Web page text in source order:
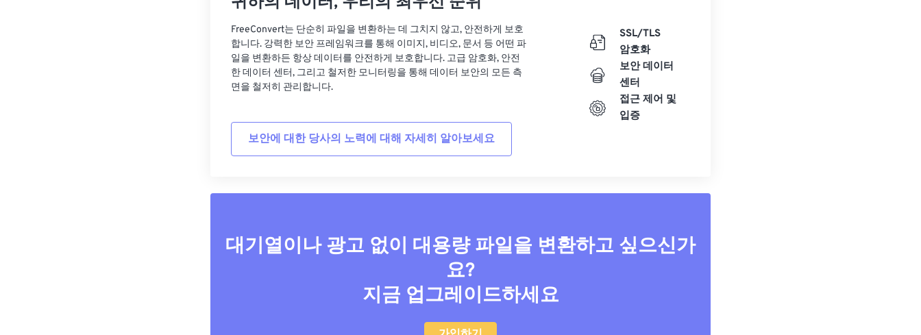
FreeConvert는 단순히 파일을 변환하는 데 그치지 않고, 안전하게 보호
합니다. 강력한 보안 프레임워크를 통해 이미지, 비디오, 문서 등 어떤 파
일을 변환하든 항상 데이터를 안전하게 보호합니다. 고급 암호화, 안전
한 데이터 센터, 그리고 철저한 모니터링을 통해 데이터 보안의 모든 측
면을 철저히 관리합니다.
보안에 대한 당사의 노력에 대해 자세히 알아보세요
SSL/TLS
암호화
보안 데이터
센터
접근 제어 및
입증
대기열이나 광고 없이 대용량 파일을 변환하고 싶으신가
요?
지금 업그레이드하세요